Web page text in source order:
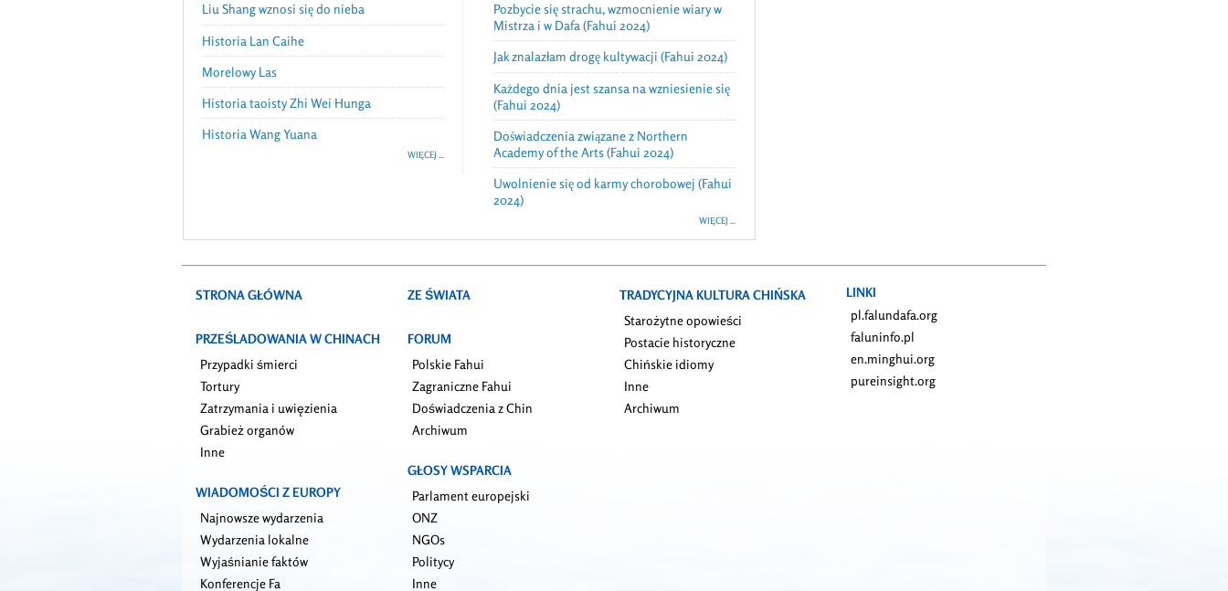
Liu Shang wznosi się do nieba
Historia Lan Caihe
Morelowy Las
Historia taoisty Zhi Wei Hunga
Historia Wang Yuana
WIĘCEJ ...
Pozbycie się strachu, wzmocnienie wiary w
Mistrza i w Dafa (Fahui 2024)
Jak znalazłam drogę kultywacji (Fahui 2024)
Każdego dnia jest szansa na wzniesienie się
(Fahui 2024)
Doświadczenia związane z Northern
Academy of the Arts (Fahui 2024)
Uwolnienie się od karmy chorobowej (Fahui
2024)
WIĘCEJ ...
STRONA GŁÓWNA
PRZEŚLADOWANIA W CHINACH
Przypadki śmierci
Tortury
Zatrzymania i uwięzienia
Grabież organów
Inne
WIADOMOŚCI Z EUROPY
Najnowsze wydarzenia
Wydarzenia lokalne
Wyjaśnianie faktów
Konferencje Fa
ZE ŚWIATA
FORUM
Polskie Fahui
Zagraniczne Fahui
Doświadczenia z Chin
Archiwum
GŁOSY WSPARCIA
Parlament europejski
ONZ
NGOs
Politycy
Inne
TRADYCYJNA KULTURA CHIŃSKA
Starożytne opowieści
Postacie historyczne
Chińskie idiomy
Inne
Archiwum
LINKI
pl.falundafa.org
faluninfo.pl
en.minghui.org
pureinsight.org